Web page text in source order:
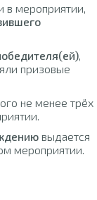
в мероприятии,
,
призовые
не менее трёх
выдается
мероприятии.